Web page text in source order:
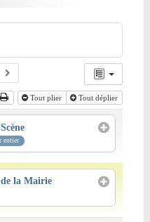
Tout plier Tout déplier
entier
la Mairie